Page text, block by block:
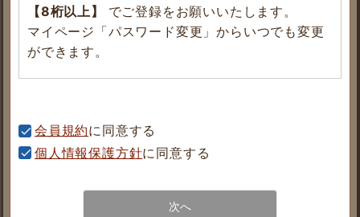
【8桁以上】 でご登録をお願いいたします。
マイページ「パスワード変更」からいつでも変更
ができます。
会員規約に同意する
個人情報保護方針に同意する
次へ